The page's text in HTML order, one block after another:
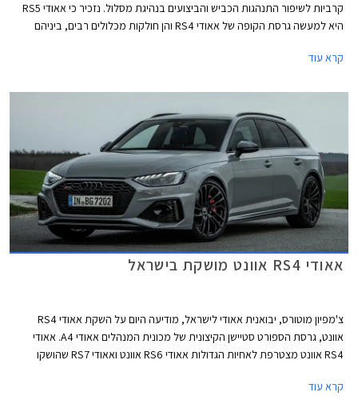
קרביות לשיפור התנהגות הכביש והביצועים בנהיגת מסלול. נזכיר כי אאודי RS5
היא למעשה גרסת הקופה של אאודי RS4 והן חולקות מכלולים רבים, ביניהם
אלה מוגבלת ל- 290 קמ"ש. אאודי RS4 אוונט קומפטישן מאיצה מעמידה ל- 100
שניות מהר יותר מהגרסה הסטנדרטית.
קרא עוד
אאודי RS4 אוונט מושקת בישראל
צ'מפיון מוטורס, יבואנית אאודי לישראל, מודיעה היום על השקת אאודי RS4
אוונט, גרסת הספורט סטיישן הקיצונית של מכונית המנהלים אאודי A4. אאודי
RS4 אוונט מצטרפת לאחיות הגדולות אאודי RS6 אוונט ואאודי RS7 שהושקו
המכונית החדשה משום שהדגם ישווק בישראל בהזמנה מיוחדת בלבד.
קרא עוד